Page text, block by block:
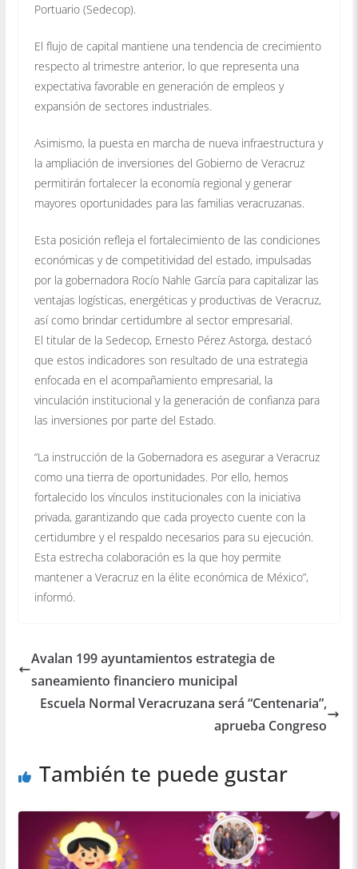
Portuario (Sedecop).
El flujo de capital mantiene una tendencia de crecimiento
respecto al trimestre anterior, lo que representa una
expectativa favorable en generación de empleos y
expansión de sectores industriales.
Asimismo, la puesta en marcha de nueva infraestructura y
la ampliación de inversiones del Gobierno de Veracruz
permitirán fortalecer la economía regional y generar
mayores oportunidades para las familias veracruzanas.
Esta posición refleja el fortalecimiento de las condiciones
económicas y de competitividad del estado, impulsadas
por la gobernadora Rocío Nahle García para capitalizar las
ventajas logísticas, energéticas y productivas de Veracruz,
así como brindar certidumbre al sector empresarial.
El titular de la Sedecop, Ernesto Pérez Astorga, destacó
que estos indicadores son resultado de una estrategia
enfocada en el acompañamiento empresarial, la
vinculación institucional y la generación de confianza para
las inversiones por parte del Estado.
“La instrucción de la Gobernadora es asegurar a Veracruz
como una tierra de oportunidades. Por ello, hemos
fortalecido los vínculos institucionales con la iniciativa
privada, garantizando que cada proyecto cuente con la
certidumbre y el respaldo necesarios para su ejecución.
Esta estrecha colaboración es la que hoy permite
mantener a Veracruz en la élite económica de México”,
informó.
Avalan 199 ayuntamientos estrategia de
saneamiento financiero municipal
Escuela Normal Veracruzana será “Centenaria”,
aprueba Congreso
También te puede gustar